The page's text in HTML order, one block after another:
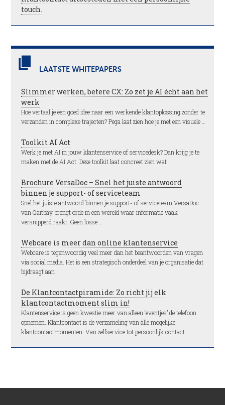
touch.
LAATSTE WHITEPAPERS
Slimmer werken, betere CX: Zo zet je AI écht aan het
werk
Hoe vertaal je een goed idee naar een werkende klantoplossing zonder te
verzanden in complexe trajecten? Pega laat zien hoe je met een visuele …
Toolkit AI Act
Werk je met AI in jouw klantenservice of servicedesk? Dan krijg je te
maken met de AI Act. Deze toolkit laat concreet zien wat …
Brochure VersaDoc – Snel het juiste antwoord
binnen je support- of serviceteam
Snel het juiste antwoord binnen je support- of serviceteam VersaDoc
van Qaitbay brengt orde in een wereld waar informatie vaak
versnipperd raakt. Geen losse …
Webcare is meer dan online klantenservice
Webcare is tegenwoordig veel meer dan het beantwoorden van vragen
via social media. Het is een strategisch onderdeel van je organisatie dat
bijdraagt aan …
De Klantcontactpiramide: Zo richt jij elk
klantcontactmoment slim in!
Klantenservice is geen kwestie meer van alleen ‘eventjes’ de telefoon
opnemen. Klantcontact is de verzameling van álle mogelijke
klantcontactmomenten. Van zelfservice tot persoonlijk contact …